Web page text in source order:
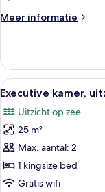
laden
Meer informatie
Meer
suite,
uitzicht
op
Alle
foto's
voor
Executive
kamer,
uitzicht
op
5
Executive kamer,
Uitzicht op zee
25 m²
Max. aantal: 2
1 kingsize bed
Gratis wifi